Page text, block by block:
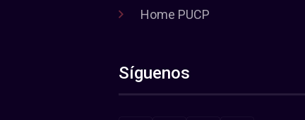
Home PUCP
Síguenos